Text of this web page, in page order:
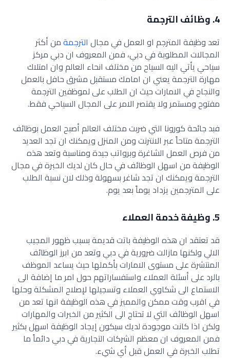
4. وظائف الترجمة
تعد وظيفة المترجم او العمل في مجال الترجمةمن أكثر
المجالات المطلوبة في دبي، فمن المعروف ان دبي مركز
سياحي يأتي اليه السياح من مختلف انحاء العالم وان امتلاك
مهارة الترجمة يعني ان امامك مستقبل مشرق حافل بالعمل
والنجاح في الامارات حيث ان الطلب على لموظفين الترجمة
مفتوح ومستمر ولا يقتصر الامر على المجال السياحي فقط.
فبد جائحة كورونا التي ضربت مختلف العالم أصبح العمل بوظائف
الترجمة متاحاً عبر الانترنت ومن المنزل ويمكنك ان تجد العديد
من فرص العمل الشاغرة وبرواتب جيدة ومناسبة وتعد هذه
الوظيفة من اسهل الوظائف في حال كان لديك الخبرة في مجال
الترجمة ويمكنك ان تجد شاغر بسهولة وذلك لان نسبة الطلب
على المترجمين يزداد يوماً بعد يوم.
5. وظيفة خدمة العملاء
قد تعتقد ان هذه الوظيفة باتت قديمة بسبب ظهور المجيب
الالي ولكنها مازالت ضرورية في دبي وتعد من ابرز الوظائف
المنتشرة على مستوى الامارات بأكملها حيث يساعد الموظف
بالرد على أسئلة العملاء واستفساراتهم حول امر ما إضافة الى
الاستماع الى شكاوي العملاء وتسجيلها لإصلاح المشكلة وحلها
في اقرب وقت ممكن والمميز في هذه الوظيفة انها تعد من
اسهل الوظائف التي لا تحتاج الى الكثير من الخبرات والمهارات
ولكن اذا كانت موجودة لديك سيكون إيجاد الوظيفة اسهل بكثير
فمن المعروف ان معظم الشركات التجارية في دبي دائماً ما
تطلب الخبرة في العمل قبل أي شيء.